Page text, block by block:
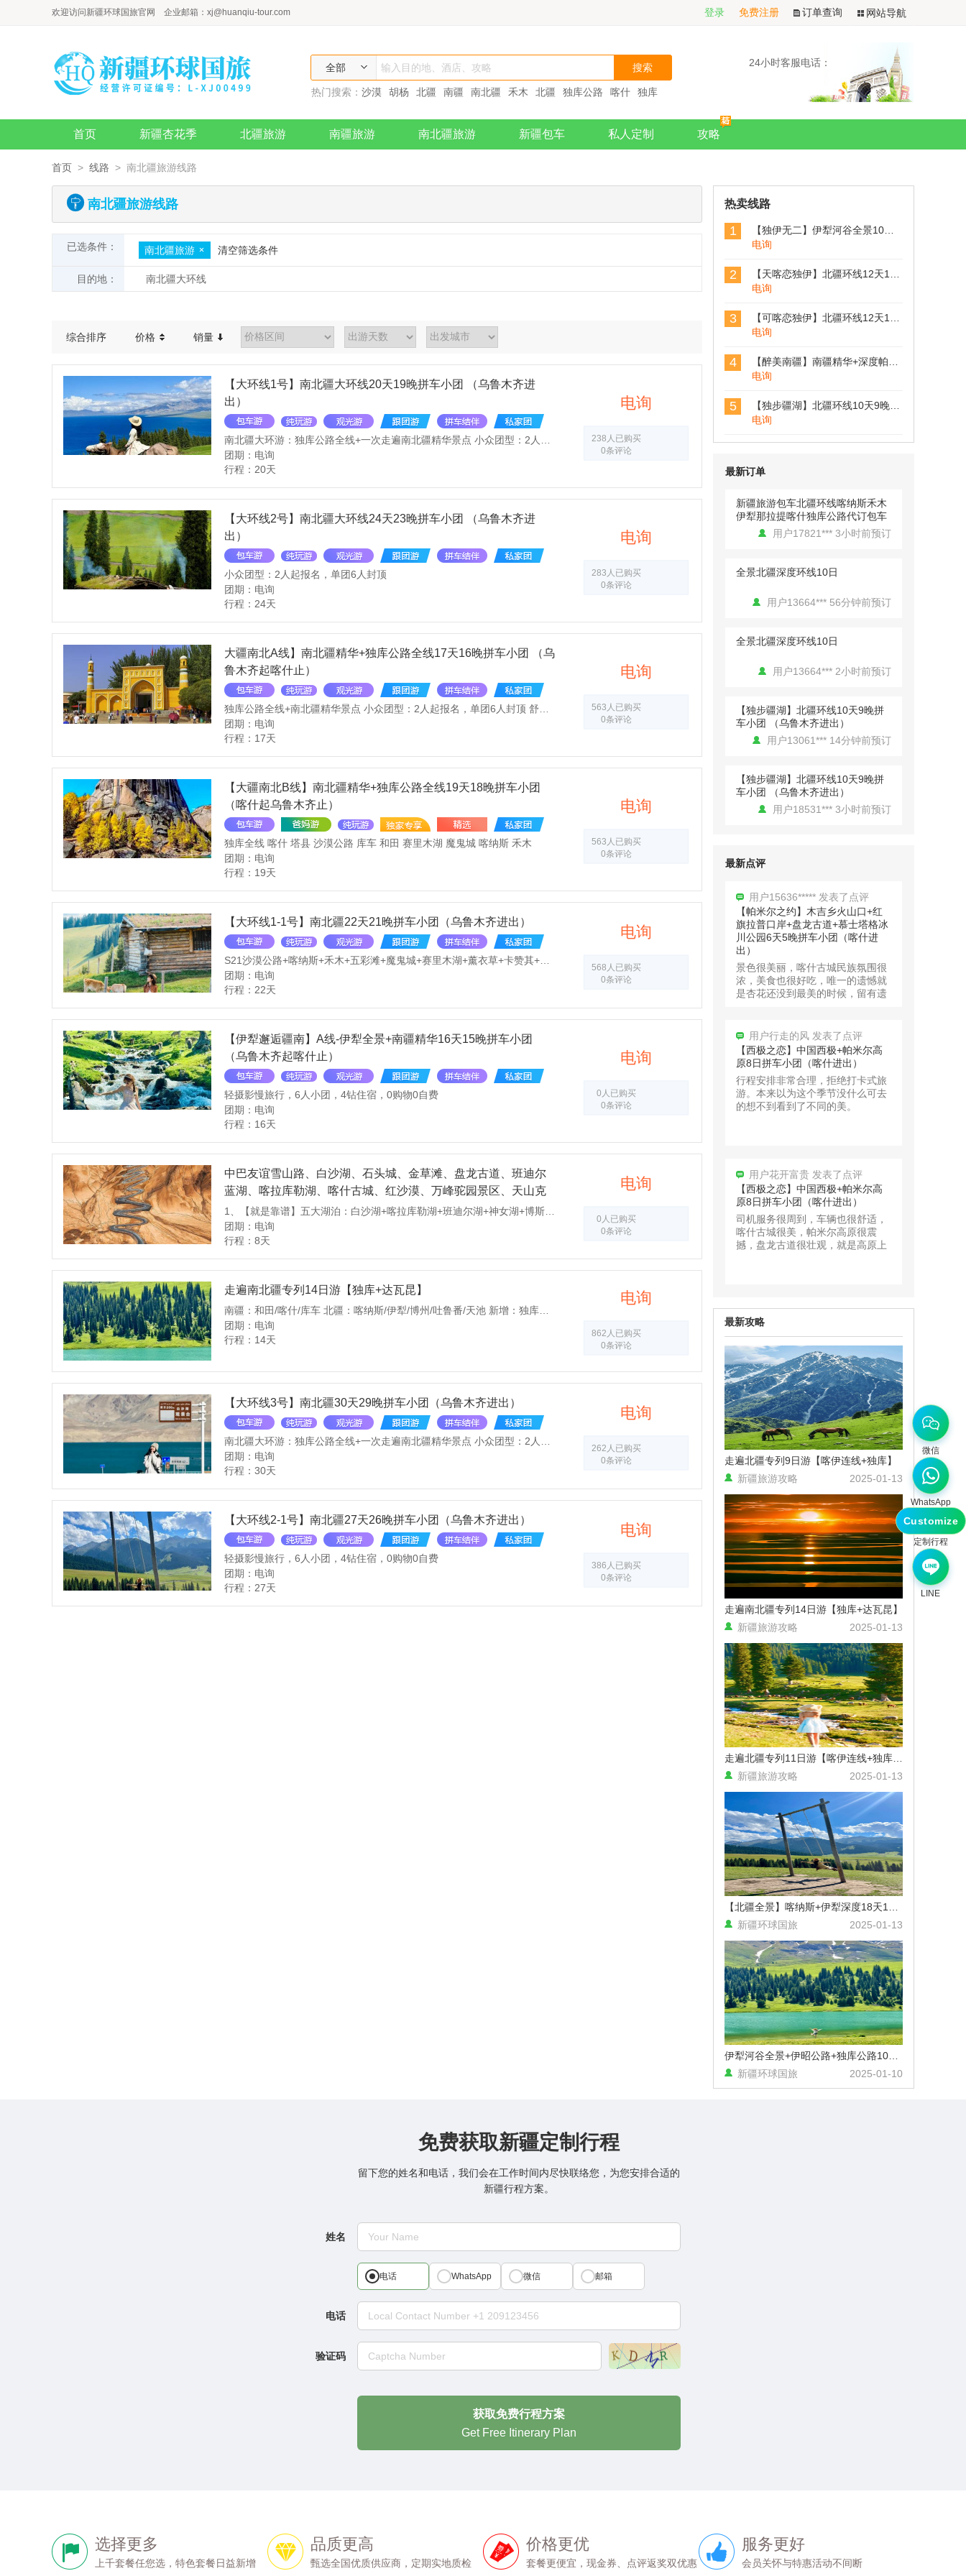
欢迎访问新疆环球国旅官网 企业邮箱： xj@huanqiu-tour.com 登录 免费注册 订单查询 网站导航
全部
热门搜索： 沙漠 胡杨 北疆 南疆 南北疆 禾木 北疆 独库公路 喀什
独库
24小时客服电话：
首页 新疆杏花季 北疆旅游 南疆旅游 南北疆旅游 新疆包车 私人定制 攻略
问答
首页 > 线路 > 南北疆旅游线路
南北疆旅游线路
已选条件： 南北疆旅游 清空筛选条件
目的地： 南北疆大环线
综合排序 价格 销量
【大环线1号】南北疆大环线20天19晚拼车小团 （乌鲁木齐进
出）
团期：电询
行程：20天
电询
238人已购买
0条评论
【大环线2号】南北疆大环线24天23晚拼车小团 （乌鲁木齐进
出）
小众团型：2人起报名，单团6人封顶
团期：电询
行程：24天
电询
283人已购买
0条评论
大疆南北A线】南北疆精华+独库公路全线17天16晚拼车小团 （乌
鲁木齐起喀什止）
团期：电询
行程：17天
电询
563人已购买
0条评论
【大疆南北B线】南北疆精华+独库公路全线19天18晚拼车小团
（喀什起乌鲁木齐止）
独库全线 喀什 塔县 沙漠公路 库车 和田 赛里木湖 魔鬼城 喀纳斯 禾木
团期：电询
行程：19天
电询
563人已购买
0条评论
【大环线1-1号】南北疆22天21晚拼车小团（乌鲁木齐进出）
团期：电询
行程：22天
电询
568人已购买
0条评论
【伊犁邂逅疆南】A线-伊犁全景+南疆精华16天15晚拼车小团
（乌鲁木齐起喀什止）
轻摄影慢旅行，6人小团，4钻住宿，0购物0自费
团期：电询
行程：16天
电询
0人已购买
0条评论
中巴友谊雪山路、白沙湖、石头城、金草滩、盘龙古道、班迪尔
蓝湖、喀拉库勒湖、喀什古城、红沙漠、万峰驼园景区、天山克
孜利亚大峡谷、罗布人村寨、博斯腾湖8日拼车游
团期：电询
行程：8天
电询
0人已购买
0条评论
走遍南北疆专列14日游【独库+达瓦昆】
团期：电询
行程：14天
电询
862人已购买
0条评论
【大环线3号】南北疆30天29晚拼车小团（乌鲁木齐进出）
团期：电询
行程：30天
电询
262人已购买
0条评论
【大环线2-1号】南北疆27天26晚拼车小团（乌鲁木齐进出）
轻摄影慢旅行，6人小团，4钻住宿，0购物0自费
团期：电询
行程：27天
电询
386人已购买
0条评论
热卖线路
1
电询
2
电询
3
电询
4
电询
5
电询
最新订单
【独步疆湖】北疆环线10天9晚拼
车小团 （乌鲁木齐进出）
新疆旅游包车北疆环线喀纳斯禾木
伊犁那拉提喀什独库公路代订包车
用户17821*** 3小时前预订
全景北疆深度环线10日
用户13664*** 56分钟前预订
全景北疆深度环线10日
用户13664*** 2小时前预订
【独步疆湖】北疆环线10天9晚拼
车小团 （乌鲁木齐进出）
用户13061*** 14分钟前预订
【独步疆湖】北疆环线10天9晚拼
车小团 （乌鲁木齐进出）
用户18531*** 3小时前预订
原8日拼车小团（喀什进出）
新疆旅游包车北疆环线喀纳斯禾木
伊犁那拉提喀什独库公路代订包车
全景北疆深度环线10日
全景北疆深度环线10日
用户13664*** 2小时前预订
最新点评
【西极之恋】中国西极+帕米尔高
原8日拼车小团（喀什进出）
行程安排非常合理，拒绝打卡式旅
游。本来以为这个季节没什么可去
【西极之恋】中国西极+帕米尔高
原8日拼车小团（喀什进出）
司机服务很周到，车辆也很舒适，
喀什古城很美，帕米尔高原很震
用户15636***** 发表了点评
【帕米尔之约】木吉乡火山口+红
旗拉普口岸+盘龙古道+慕士塔格冰
川公园6天5晚拼车小团（喀什进
出）
景色很美丽，喀什古城民族氛围很
浓，美食也很好吃，唯一的遗憾就
是杏花还没到最美的时候，留有遗
用户行走的风 发表了点评
【西极之恋】中国西极+帕米尔高
原8日拼车小团（喀什进出）
行程安排非常合理，拒绝打卡式旅
游。本来以为这个季节没什么可去
的想不到看到了不同的美。
用户花开富贵 发表了点评
【西极之恋】中国西极+帕米尔高
原8日拼车小团（喀什进出）
司机服务很周到，车辆也很舒适，
喀什古城很美，帕米尔高原很震
撼，盘龙古道很壮观，就是高原上
【帕米尔之约】木吉乡火山口+红
旗拉普口岸+盘龙古道+慕士塔格冰
川公园6天5晚拼车小团（喀什进
出）
景色很美丽，喀什古城民族氛围很
浓，美食也很好吃，唯一的遗憾就
是杏花还没到最美的时候，留有遗
憾下次再来。
用户行走的风 发表了点评
【西极之恋】中国西极+帕米尔高
原8日拼车小团（喀什进出）
行程安排非常合理，拒绝打卡式旅
游。本来以为这个季节没什么可去
的想不到看到了不同的美。
最新攻略
走遍北疆专列9日游【喀伊连线+独库】
新疆旅游攻略
2025-01-13
走遍南北疆专列14日游【独库+达瓦昆】
新疆旅游攻略
2025-01-13
新疆旅游攻略
2025-01-13
新疆环球国旅
2025-01-13
新疆环球国旅
2025-01-10
免费获取新疆定制行程
留下您的姓名和电话，我们会在工作时间内尽快联络您，为您安排合适的
新疆行程方案。
姓名
电话 WhatsApp 微信 邮箱
电话
验证码
获取免费行程方案
Get Free Itinerary Plan
选择更多
上千套餐任您选，特色套餐日益新增
品质更高
甄选全国优质供应商，定期实地质检
价格更优
套餐更便宜，现金券、点评返奖双优惠
服务更好
会员关怀与特惠活动不间断
微信
WhatsApp
Customize
定制行程
LINE